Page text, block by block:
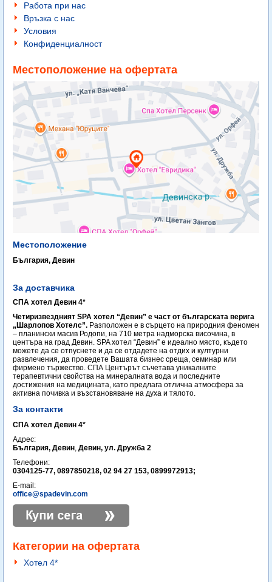
Работа при нас
Връзка с нас
Условия
Конфиденциалност
Местоположение на офертата
Местоположение
България, Девин
За доставчика
СПА хотел Девин 4*
Четиризвездният SPA хотел “Девин” e част от българската верига
„Шарлопов Хотелс”. Разположен е в сърцето на природния феномен
– планински масив Родопи, на 710 метра надморска височина, в
центъра на град Девин. SPA хотел “Девин” е идеално място, където
можете да се отпуснете и да се отдадете на отдих и културни
развлечения, да проведете Вашата бизнес среща, семинар или
фирмено тържество. СПА Центърът съчетава уникалните
терапевтични свойства на минералната вода и последните
достижения на медицината, като предлага отлична атмосфера за
активна почивка и възстановяване на духа и тялото.
За контакти
СПА хотел Девин 4*
Адрес:
България, Девин, Девин, ул. Дружба 2
Телефони:
0304125-77, 0897850218, 02 94 27 153, 0899972913;
E-mail:
office@spadevin.com
Категории на офертата
Хотел 4*